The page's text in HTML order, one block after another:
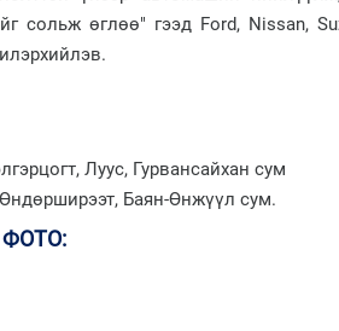
сольж өглөө" гээд Ford, Nissan,
Луус, Гурвансайхан сум
Баян-Өнжүүл сум.
ФОТО: